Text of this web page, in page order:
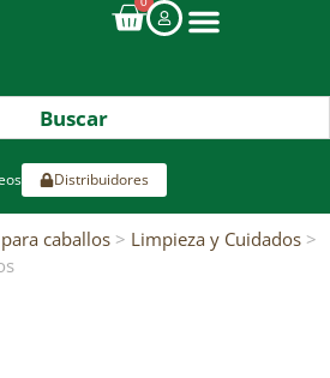
Distribuidores
caballos > Limpieza y Cuidados >